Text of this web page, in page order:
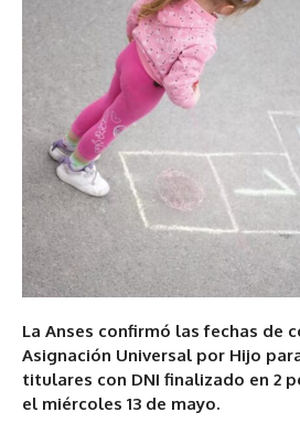
La Anses confirmó las fechas de
Asignación Universal por Hijo
titulares con DNI finalizado en 2
el miércoles 13 de mayo.